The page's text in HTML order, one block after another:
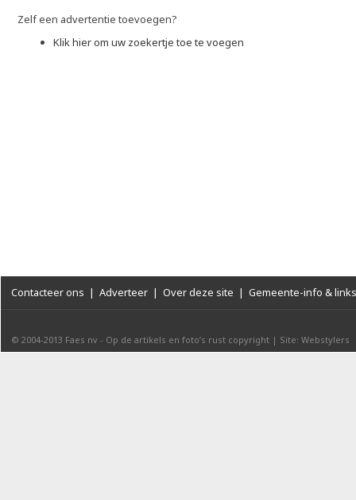
Zelf een advertentie toevoegen?
Klik hier om uw zoekertje toe te voegen
Contacteer ons | Adverteer | Over deze site | Gemeente-info & links
© 2004-2013 Faes nv - Op de artikels en foto’s rust copyright | Site: Webstylers